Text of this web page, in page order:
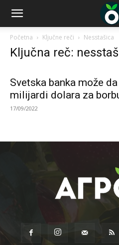
Početna Ključne reči Nesstašica
Ključna reč:
Svetska banka može
milijardi dolara za
17/09/2022